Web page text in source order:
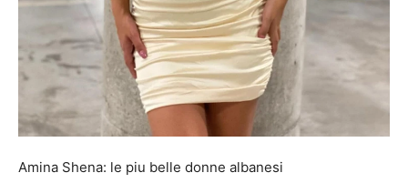
Amina Shena: le piu belle donne albanesi